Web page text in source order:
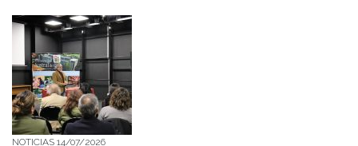
NOTICIAS 14/07/2026